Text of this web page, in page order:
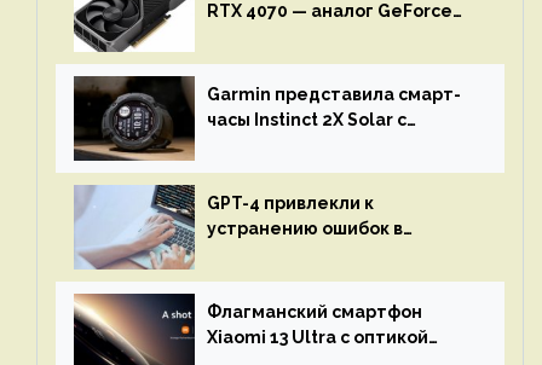
RTX 4070 — аналог GeForce
Garmin представила смарт-
часы Instinct 2X Solar с
GPT-4 привлекли к
устранению ошибок в
остановится до полного
восстановления кода и
объяснит, что пошло не так
Флагманский смартфон
Xiaomi 13 Ultra с оптикой